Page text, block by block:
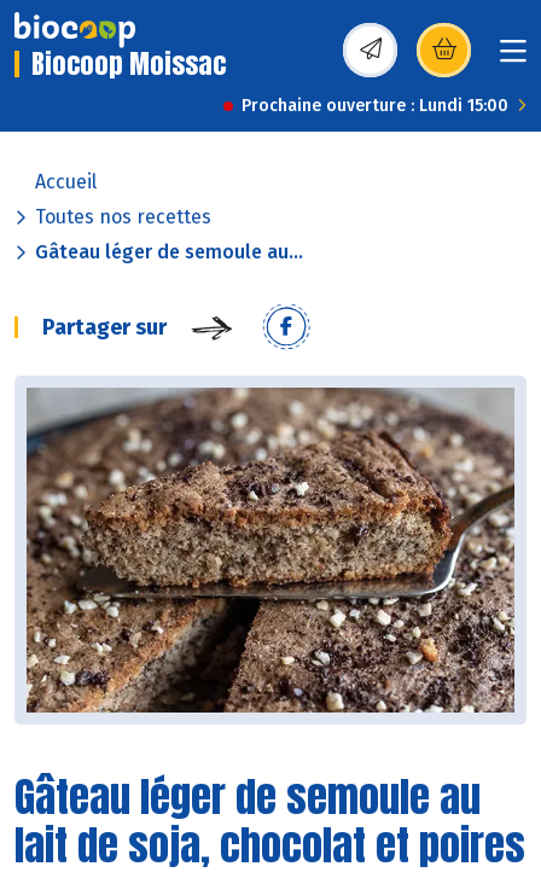
Biocoop Moissac (s’ouvre dans une
Prochaine ouverture : Lundi 15:00
Accueil
Toutes nos recettes
Gâteau léger de semoule au...
Partager sur
Gâteau léger de semoule au
lait de soja, chocolat et poires